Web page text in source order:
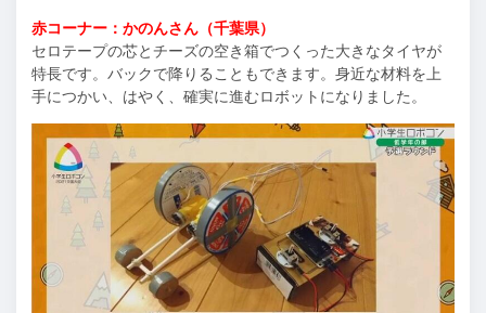
赤コーナー：かのんさん（千葉県）
セロテープの芯とチーズの空き箱でつくった大きなタイヤが
特長です。バックで降りることもできます。身近な材料を上
手につかい、はやく、確実に進むロボットになりました。